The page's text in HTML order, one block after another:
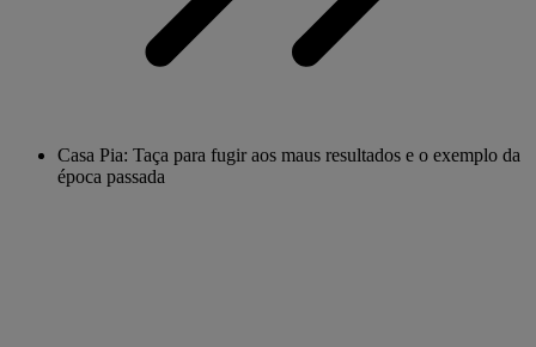
Casa Pia: Taça para fugir aos maus resultados e o exemplo da
época passada